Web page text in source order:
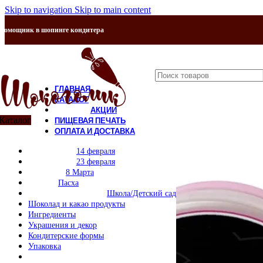
Skip to navigation Skip to main content
в шопинге кондитера
14 февраля
23 февраля
8 Марта
Пасха
Школа/Детский сад
Шоколад и какао продукты
Ингредиенты
Украшения и декор
Кондитерские формы
Упаковка
ГЛАВНАЯ
КАТАЛОГ
АКЦИИ
ПИЩЕВАЯ ПЕЧАТЬ
ОПЛАТА И ДОСТАВКА
О НАС